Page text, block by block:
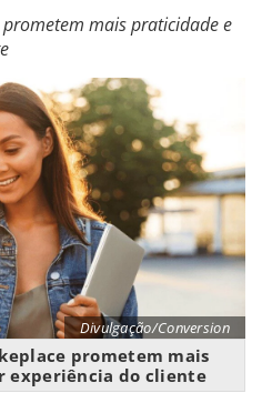
mais praticidade e
Divulgação/Conversion
prometem mais
experiência do cliente